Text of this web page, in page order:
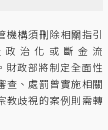
機構須刪除相關指引
治化或斷金流
財政部將制定全面性
查、處罰曾實施相關
教歧視的案例則需轉